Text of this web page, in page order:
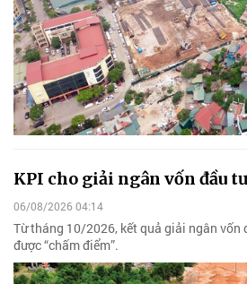
KPI cho giải ngân vốn đầu
06/08/2026 04:14
Từ tháng 10/2026, kết quả giải ngân vốn
được “chấm điểm”.